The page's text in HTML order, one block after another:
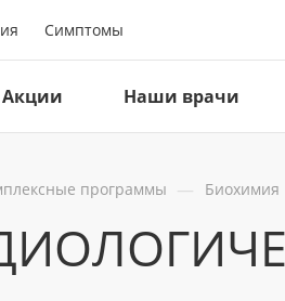
Симптомы
Акции Наши врачи
программы — Биохимия